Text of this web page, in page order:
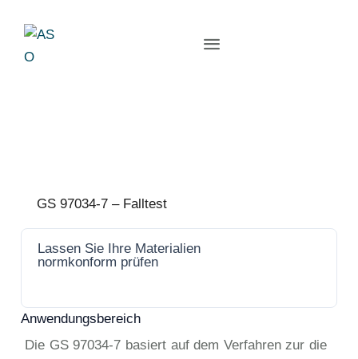
GS 97034-7 – Falltest
Lassen Sie Ihre Materialien
normkonform prüfen
Anwendungsbereich
Die GS 97034-7 basiert auf dem Verfahren zur die